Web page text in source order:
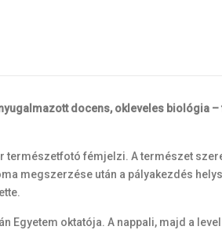
docens, okleveles biológia
természetfotó fémjelzi. A természet
megszerzése után a pályakezdés
Egyetem oktatója. A nappali, majd a